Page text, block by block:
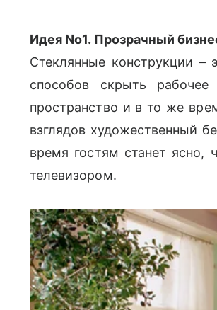
Идея No1. Прозрачный
Стеклянные конструкции –
способов скрыть
пространство и в то же
взглядов художественный
время гостям станет ясно,
телевизором.